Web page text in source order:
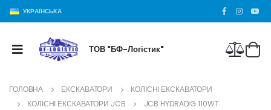
УКРАЇНСЬКА
ТОВ "БФ-Логістик"
ГОЛОВНА ЕКСКАВАТОРИ
КОЛІСНІ ЕКСКАВАТОРИ
КОЛІСНІ ЕКСКАВАТОРИ JCB
JCB HYDRADIG 110WT